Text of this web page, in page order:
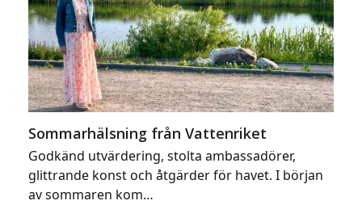
Sommarhälsning från Vattenriket
Godkänd utvärdering, stolta ambassadörer,
glittrande konst och åtgärder för havet. I början
av sommaren kom…